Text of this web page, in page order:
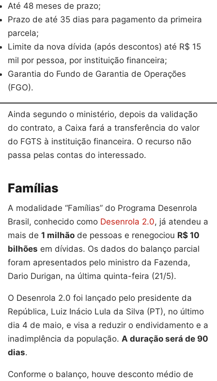
Até 48 meses de prazo;
Prazo de até 35 dias para pagamento da primeira
parcela;
Limite da nova dívida (após descontos) até R$ 15
mil por pessoa, por instituição financeira;
Garantia do Fundo de Garantia de Operações
(FGO).
Ainda segundo o ministério, depois da validação
do contrato, a Caixa fará a transferência do valor
do FGTS à instituição financeira. O recurso não
passa pelas contas do interessado.
Famílias
A modalidade “Famílias” do Programa Desenrola
Brasil, conhecido como Desenrola 2.0, já atendeu a
mais de 1 milhão de pessoas e renegociou R$ 10
bilhões em dívidas. Os dados do balanço parcial
foram apresentados pelo ministro da Fazenda,
Dario Durigan, na última quinta-feira (21/5).
O Desenrola 2.0 foi lançado pelo presidente da
República, Luiz Inácio Lula da Silva (PT), no último
dia 4 de maio, e visa a reduzir o endividamento e a
inadimplência da população. A duração será de 90
dias.
Conforme o balanço, houve desconto médio de